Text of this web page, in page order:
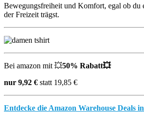
Bewegungsfreiheit und Komfort, egal ob du
der Freizeit trägst.
Bei amazon mit 💥50% Rabatt💥
nur 9,92 € statt 19,85 €
Entdecke die Amazon Warehouse Deals